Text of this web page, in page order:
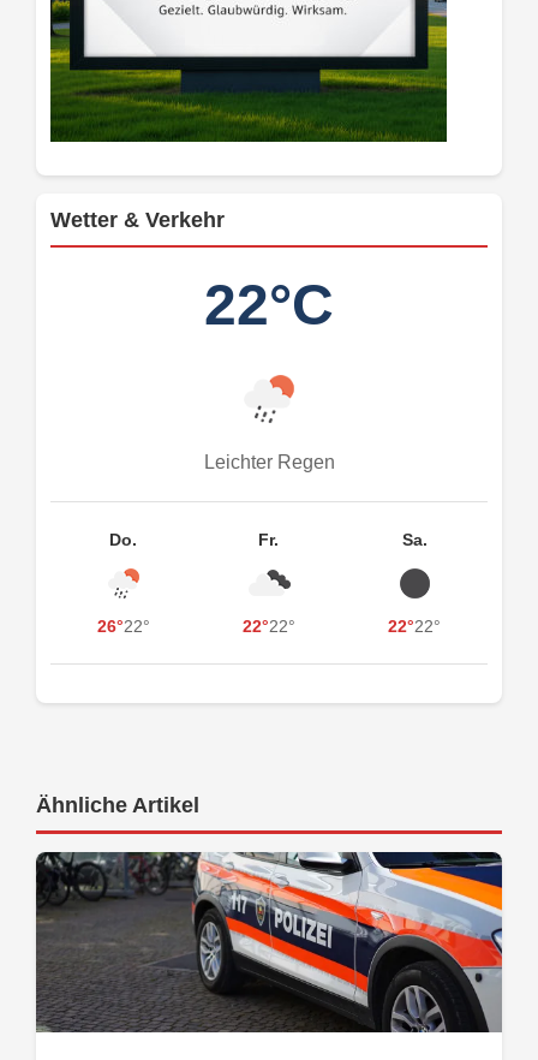
Wetter & Verkehr
22°C
Leichter Regen
Do.
26°22°
Fr.
22°22°
Sa.
22°22°
Ähnliche Artikel